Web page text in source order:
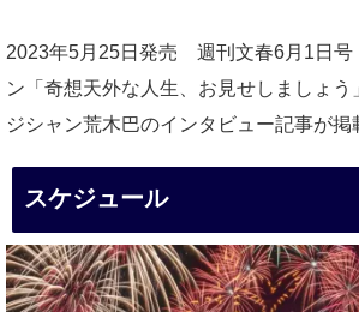
2023年5月25日発売 週刊文春6月1日
ン「奇想天外な人生、お見せしましょう
ジシャン荒木巴のインタビュー記事が掲
スケジュール